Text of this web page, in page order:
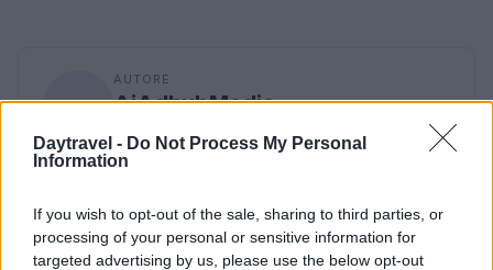
Daytravel - Do Not Process My Personal
Information
If you wish to opt-out of the sale, sharing to third parties, or
processing of your personal or sensitive information for
targeted advertising by us, please use the below opt-out
AUTORE
AiAdhubMedia